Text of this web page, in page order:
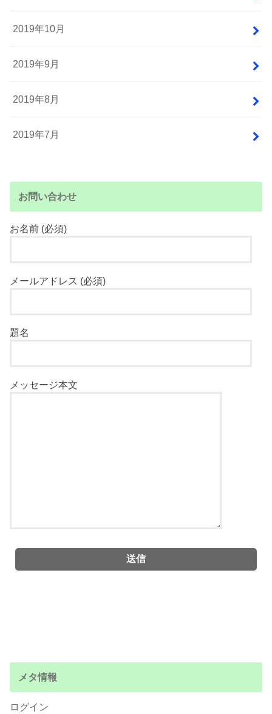
2019年10月
2019年9月
2019年8月
2019年7月
お問い合わせ
お名前 (必須)
メールアドレス (必須)
題名
メッセージ本文
メタ情報
ログイン